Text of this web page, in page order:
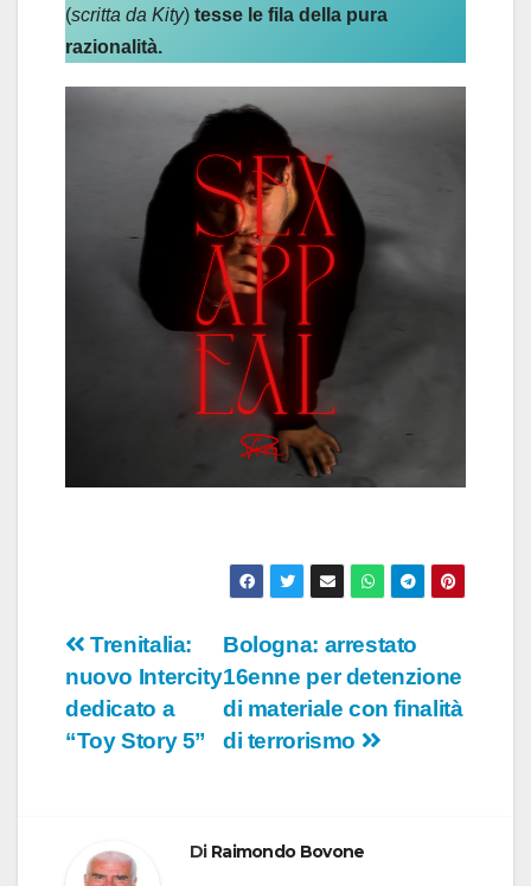
(scritta da Kity) tesse le fila della pura
razionalità.
Navigazione
articoli
Bologna: arrestato
16enne per detenzione
di materiale con finalità
di terrorismo
Trenitalia:
nuovo Intercity
dedicato a
“Toy Story 5”
Di Raimondo Bovone